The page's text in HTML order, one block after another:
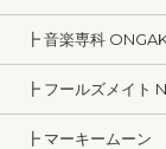
┣ 音楽専科
┣ フールズメイト
┣ マーキームーン